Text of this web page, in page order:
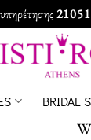
BRIDAL